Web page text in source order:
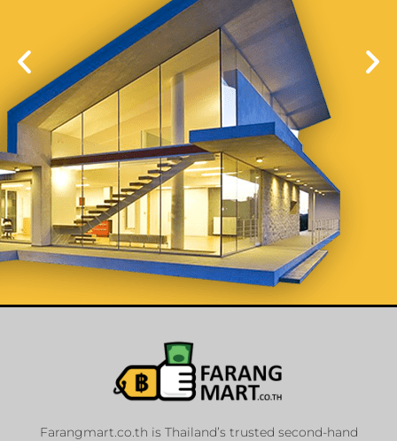
List Your
Properties
Farangmart.co.th is Thailand’s trusted second-hand